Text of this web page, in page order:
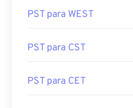
PST para WEST
PST para CST
PST para CET